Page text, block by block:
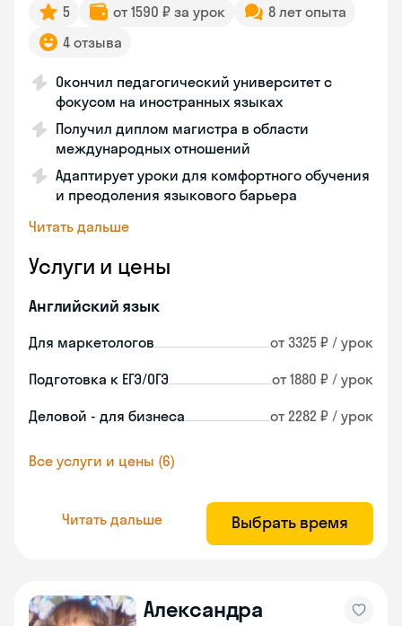
5 от 1590 ₽ за урок
8 лет опыта
4 отзыва
Окончил педагогический университет с
фокусом на иностранных языках
Получил диплом магистра в области
международных отношений
Адаптирует уроки для комфортного обучения
и преодоления языкового барьера
Читать дальше
Услуги и цены
Английский язык
Для маркетологов от 3325 ₽ / урок
Подготовка к ЕГЭ/ОГЭ от 1880 ₽ / урок
Деловой - для бизнеса от 2282 ₽ / урок
Все услуги и цены (6)
Читать дальше Выбрать время
Александра